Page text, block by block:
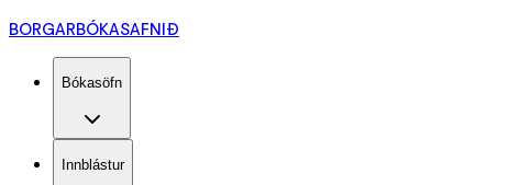
BORGARBÓKASAFNIÐ
Bókasöfn
Innblástur